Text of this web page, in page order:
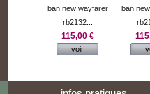
ban new wayfarer
rb2132...
115,00 €
voir
ban